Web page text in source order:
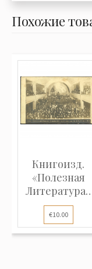
Похожие
Книгоизд.
«Полезная
Литература»
€10.00